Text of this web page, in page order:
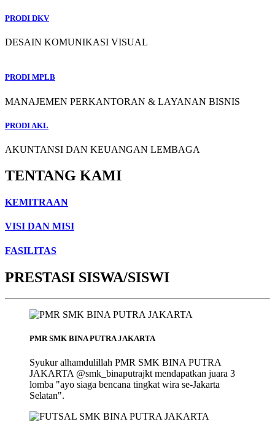
PRODI DKV
DESAIN KOMUNIKASI VISUAL
PRODI MPLB
MANAJEMEN PERKANTORAN & LAYANAN BISNIS
PRODI AKL
AKUNTANSI DAN KEUANGAN LEMBAGA
TENTANG KAMI
KEMITRAAN
VISI DAN MISI
FASILITAS
PRESTASI SISWA/SISWI
PMR SMK BINA PUTRA JAKARTA
Syukur alhamdulillah PMR SMK BINA PUTRA
JAKARTA @smk_binaputrajkt mendapatkan juara 3
lomba "ayo siaga bencana tingkat wira se-Jakarta
Selatan".